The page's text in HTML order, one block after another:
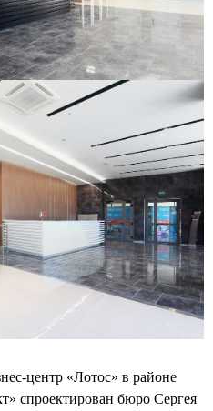
центр «Лотос» в районе
спроектирован бюро Сергея